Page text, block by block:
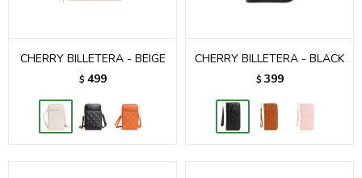
CHERRY BILLETERA - BEIGE
$ 499
CHERRY BILLETERA - BLACK
$ 399